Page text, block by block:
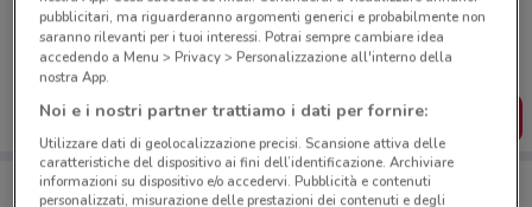
Porta DoveConviene sempre con te!
Puoi trovare le migliori offerte dei negozi vicino a te,
salvarle e creare la tua lista del risparmio, comodamente
SCARICA L’APP
pubblicitari, ma riguarderanno argomenti generici e probabilmente non
saranno rilevanti per i tuoi interessi. Potrai sempre cambiare idea
accedendo a Menu > Privacy > Personalizzazione all'interno della
nostra App.
Noi e i nostri partner trattiamo i dati per fornire:
Utilizzare dati di geolocalizzazione precisi. Scansione attiva delle
caratteristiche del dispositivo ai fini dell’identificazione. Archiviare
informazioni su dispositivo e/o accedervi. Pubblicità e contenuti
personalizzati, misurazione delle prestazioni dei contenuti e degli